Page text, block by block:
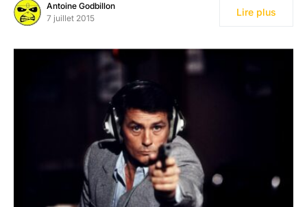
Antoine Godbillon
7 juillet 2015
Lire plus